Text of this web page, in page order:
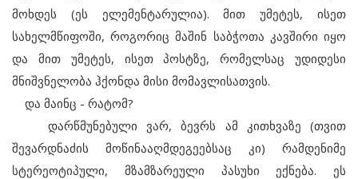
მოხდეს (ეს ელემენტარულია). მით უმეტეს, ისეთ
სახელმწიფოში, როგორიც მაშინ საბჭოთა კავშირი იყო
და მით უმეტეს, ისეთ პოსტზე, რომელსაც უდიდესი
მნიშვნელობა ჰქონდა მისი მომავლისათვის.
და მაინც - რატომ?
დარწმუნებული ვარ, ბევრს ამ კითხვაზე (თვით
შევარდნაძის მოწინააღმდეგეებსაც კი) რამდენიმე
სტერეოტიპული, მზამზარეული პასუხი ექნება. ეს